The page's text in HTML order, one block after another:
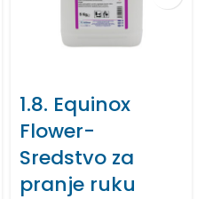
1.8. Equinox
Flower-
Sredstvo za
pranje ruku